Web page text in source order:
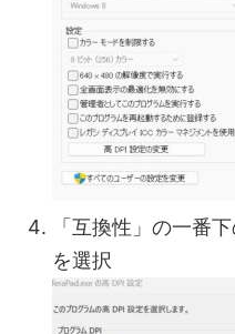
「互換性」の一番
を選択